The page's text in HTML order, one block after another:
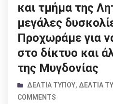
και τμήμα της
μεγάλες
Προχωράμε για
στο δίκτυο και
της Μυγδονίας
ΔΕΛΤΊΑ ΤΎΠΟΥ, ΔΕΛΤΊΑ
COMMENTS